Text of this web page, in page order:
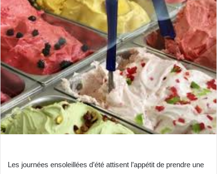
Les journées ensoleillées d’été attisent l’appétit de prendre une